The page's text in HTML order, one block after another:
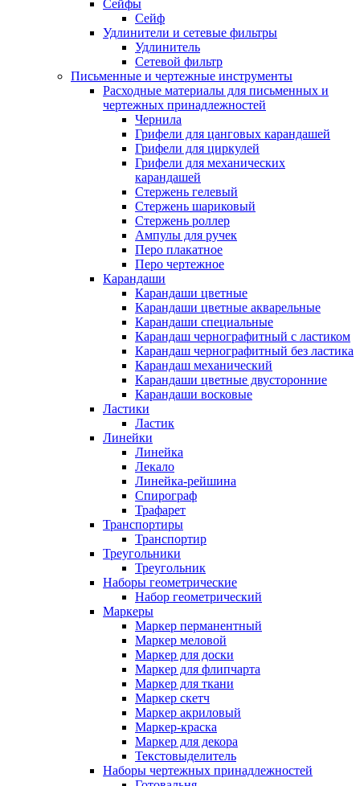
Сейфы
Сейф
Удлинители и сетевые фильтры
Удлинитель
Сетевой фильтр
Письменные и чертежные инструменты
Расходные материалы для письменных и
чертежных принадлежностей
Чернила
Грифели для цанговых карандашей
Грифели для циркулей
Грифели для механических
карандашей
Стержень гелевый
Стержень шариковый
Стержень роллер
Ампулы для ручек
Перо плакатное
Перо чертежное
Карандаши
Карандаши цветные
Карандаши цветные акварельные
Карандаши специальные
Карандаш чернографитный с ластиком
Карандаш чернографитный без ластика
Карандаш механический
Карандаши цветные двусторонние
Карандаши восковые
Ластики
Ластик
Линейки
Линейка
Лекало
Линейка-рейшина
Спирограф
Трафарет
Транспортиры
Транспортир
Треугольники
Треугольник
Наборы геометрические
Набор геометрический
Маркеры
Маркер перманентный
Маркер меловой
Маркер для доски
Маркер для флипчарта
Маркер для ткани
Маркер скетч
Маркер акриловый
Маркер-краска
Маркер для декора
Текстовыделитель
Наборы чертежных принадлежностей